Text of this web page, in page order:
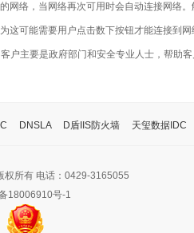
网络，当网络再次可用时会自动连接网络
这可能需要用户点击数下按钮才能连接到网
户主要是政府部门和安全专业人士，帮助客
DNSLA D盾IIS防火墙 天玺数据IDC
权所有 电话：0429-3165055
18006910号-1